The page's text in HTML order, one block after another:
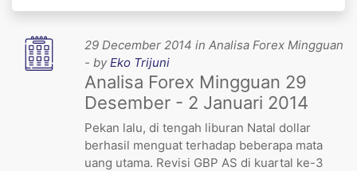
29 December 2014 in Analisa Forex Mingguan
- byEko Trijuni
Analisa Forex Mingguan 29
Desember - 2 Januari 2014
Pekan lalu, di tengah liburan Natal dollar
berhasil menguat terhadap beberapa mata
uang utama. Revisi GBP AS di kuartal ke-3